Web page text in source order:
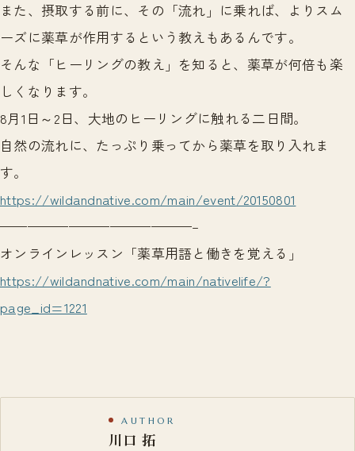
また、摂取する前に、その「流れ」に乗れば、よりスム
ーズに薬草が作用するという教えもあるんです。
そんな「ヒーリングの教え」を知ると、薬草が何倍も楽
しくなります。
8月1日～2日、大地のヒーリングに触れる二日間。
自然の流れに、たっぷり乗ってから薬草を取り入れま
す。
https://wildandnative.com/main/event/20150801
——————————————–
オンラインレッスン「薬草用語と働きを覚える」
https://wildandnative.com/main/nativelife/?
page_id=1221
AUTHOR
川口 拓